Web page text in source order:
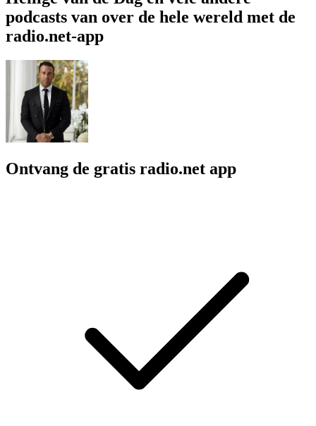
podcasts van over de hele wereld met de
radio.net-app
Ontvang de gratis radio.net app